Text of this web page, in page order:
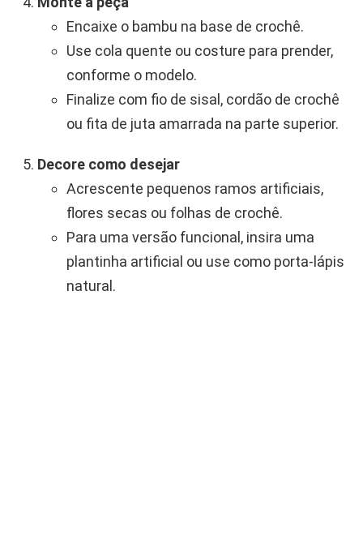
Encaixe o bambu na base de crochê.
Use cola quente ou costure para prender,
conforme o modelo.
Finalize com fio de sisal, cordão de crochê
ou fita de juta amarrada na parte superior.
Decore como desejar
Acrescente pequenos ramos artificiais,
flores secas ou folhas de crochê.
Para uma versão funcional, insira uma
plantinha artificial ou use como porta-lápis
natural.